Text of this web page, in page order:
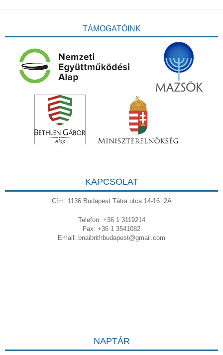
TÁMOGATÓINK
KAPCSOLAT
Cím: 1136 Budapest Tátra utca 14-16. 2A
Telefon: +36 1 3119214
Fax: +36 1 3541082
Email: bnaibrithbudapest@gmail.com
NAPTÁR